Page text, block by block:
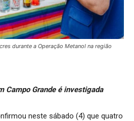
durante a Operação Metanol na região
Campo Grande é investigada
neste sábado (4) que quatro